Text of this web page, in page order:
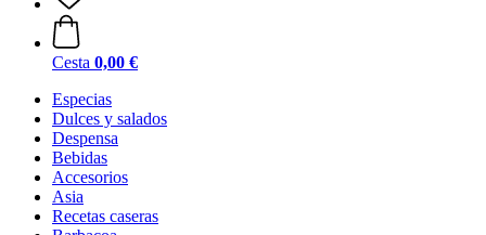
Cesta 0,00 €
Especias
Dulces y salados
Despensa
Bebidas
Accesorios
Asia
Recetas caseras